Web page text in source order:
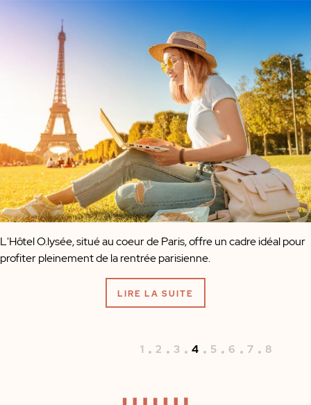
L'Hôtel O.lysée, situé au coeur de Paris, offre un cadre idéal pour
profiter pleinement de la rentrée parisienne.
LIRE LA SUITE
1 2 3 4 5 6 7 8